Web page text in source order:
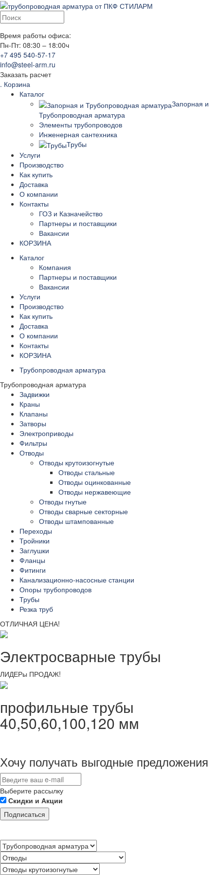
Время работы офиса:
Пн-Пт: 08:30 – 18:00ч
+7 495 540-57-17
info@steel-arm.ru
Заказать расчет
. Корзина
Каталог
Запорная и
Трубопроводная арматура
Элементы трубопроводов
Инженерная сантехника
Трубы
Услуги
Производство
Как купить
Доставка
О компании
Контакты
ГОЗ и Казначейство
Партнеры и поставщики
Вакансии
КОРЗИНА
Каталог
Компания
Партнеры и поставщики
Вакансии
Услуги
Производство
Как купить
Доставка
О компании
Контакты
КОРЗИНА
Трубопроводная арматура
Трубопроводная арматура
Задвижки
Краны
Клапаны
Затворы
Электроприводы
Фильтры
Отводы
Отводы крутоизогнутые
Отводы стальные
Отводы оцинкованные
Отводы нержавеющие
Отводы гнутые
Отводы сварные секторные
Отводы штампованные
Переходы
Тройники
Заглушки
Фланцы
Фитинги
Канализационно-насосные станции
Опоры трубопроводов
Трубы
Резка труб
ОТЛИЧНАЯ ЦЕНА!
Электросварные трубы
ЛИДЕРы ПРОДАЖ!
профильные трубы
40,50,60,100,120 мм
Хочу получать выгодные предложения
Выберите рассылку
Скидки и Акции
Подписаться